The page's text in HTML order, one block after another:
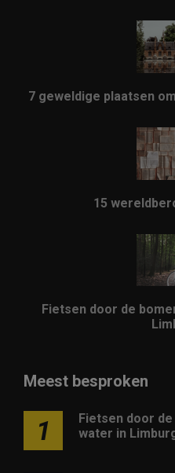
7 geweldige plaatsen
15
Fietsen door de
Meest besproken
1
Fietsen door
water in